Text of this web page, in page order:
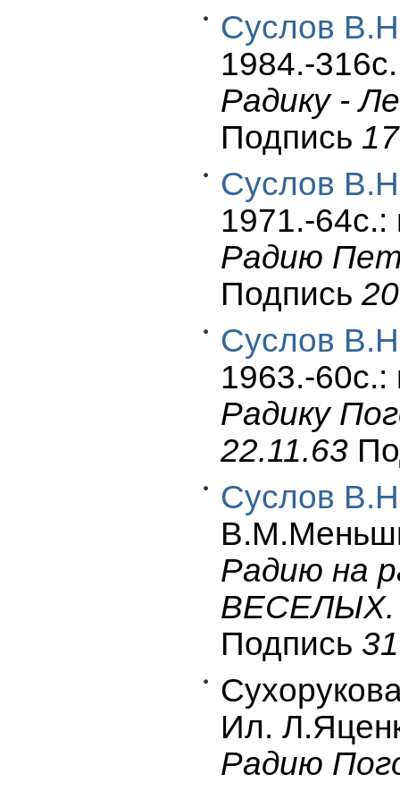
Суслов
1984.-
Радику -
Подпись
Суслов
1971.-64c.:
Радию
Подпись
Суслов
1963.-60c.:
Радику
22.11.63
Суслов
Радию на
ВЕСЕЛЫХ.
Подпись
Ил.
Радию